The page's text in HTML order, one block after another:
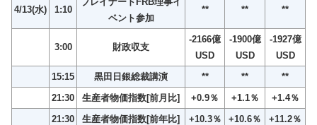
4/13(水) 1:10
ベント参加
** ** **
3:00 財政収支
-2166億
USD
-1900億
USD
-1927億
USD
15:15
黒田日銀総裁講演 ** **
**
21:30
生産者物価指数[前月比] +0.9％ +1.1％
+1.4％
21:30
生産者物価指数[前年比] +10.3％ +10.6％ +11.2％